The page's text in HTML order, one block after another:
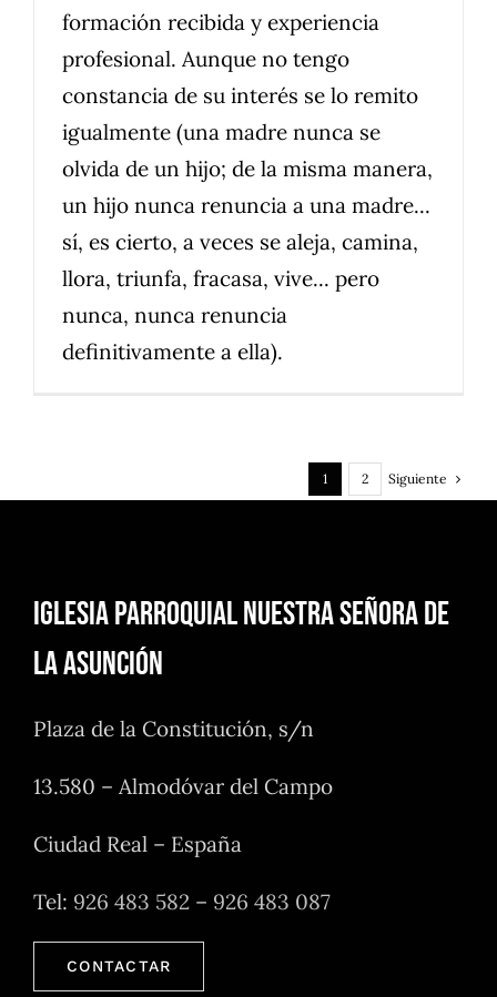
formación recibida y experiencia
profesional. Aunque no tengo
constancia de su interés se lo remito
igualmente (una madre nunca se
olvida de un hijo; de la misma manera,
un hijo nunca renuncia a una madre...
sí, es cierto, a veces se aleja, camina,
llora, triunfa, fracasa, vive... pero
nunca, nunca renuncia
definitivamente a ella).
1 2 Siguiente
Iglesia Parroquial Nuestra Señora de
la Asunción
Plaza de la Constitución, s/n
13.580 – Almodóvar del Campo
Ciudad Real – España
Tel: 926 483 582 – 926 483 087
CONTACTAR